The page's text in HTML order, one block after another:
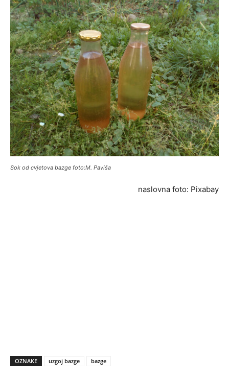
Sok od cvjetova bazge foto:M. Paviša
naslovna foto: Pixabay
OZNAKE uzgoj bazge bazge